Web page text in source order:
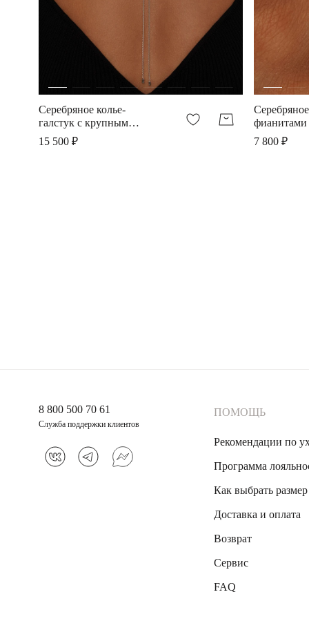
Серебряное колье-
галстук с крупным
фианитом в огранке
Эмеральд
15 500 ₽
фианитами
7 800 ₽
8 800 500 70 61
Служба поддержки клиентов
ПОМОЩЬ
Рекомендации по
Программа
Как выбрать размер
Доставка и оплата
Возврат
Сервис
FAQ